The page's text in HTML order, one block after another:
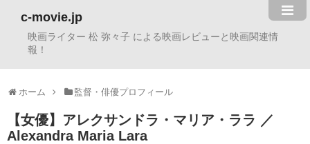
c-movie.jp
映画ライター 松 弥々子 による映画レビューと映画関連情
報！
ホーム 監督・俳優プロフィール
【女優】アレクサンドラ・マリア・ララ ／
Alexandra Maria Lara